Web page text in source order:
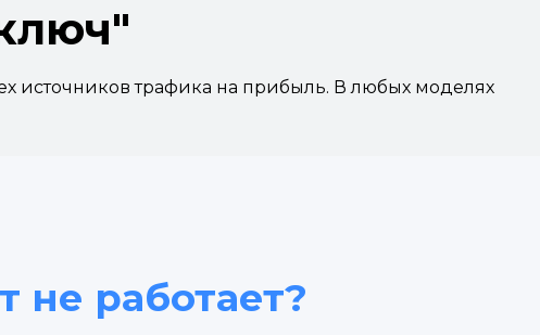
источников трафика на прибыль. В любых моделях
работает?